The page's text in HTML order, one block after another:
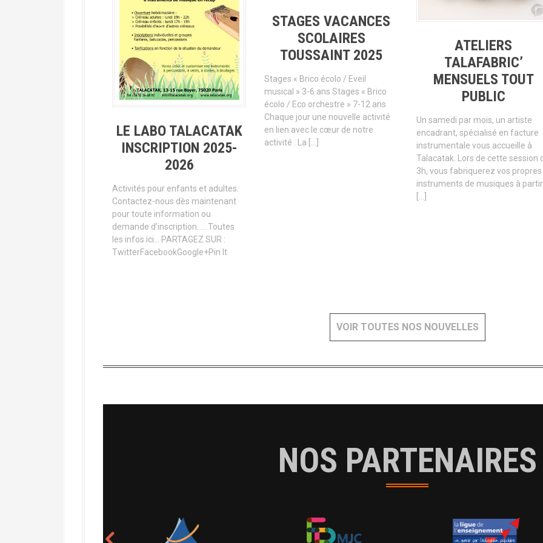
LE LABO TALACATAK
INSCRIPTION 2025-
2026
Activités pour enfants et adultes.
Contactez-nous dès maintenant
pour toute information ou
demande d’inscription. … Toutes
les infos ici… PARTAGEZ SUR :
TwitterFacebookGoogle+Pin It
STAGES VACANCES
SCOLAIRES
TOUSSAINT 2025
Stages « Brico écolo / Eveil
musical » 3-6 ans Stages « Brico
écolo / Eco orchestre » 7-12 ans
Chaque jour une nouvelle activité
en lien avec le cœur de notre
activité : La […]
ATELIERS
TALAFABRIC’
MENSUELS TOUT
PUBLIC
Un samedi par mois, un artiste
encadrant, spécialisé en facture
instrumentale vous accueille à
Talacatak. Lors de cette session
3h, vous fabriquerez vos propres
instruments de musiques à partir
[…]
VOIR TOUTES NOS NOUVELLES
NOS PARTENAIRES